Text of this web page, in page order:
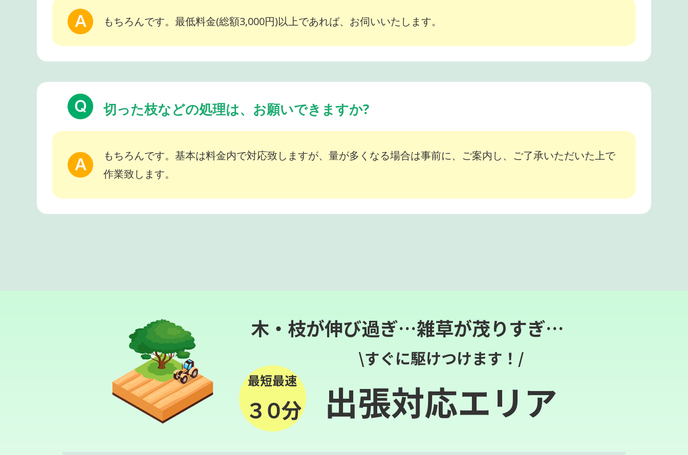
もちろんです。最低料金(総額3,000円)以上であれば、お伺いいたします。
切った枝などの処理は、お願いできますか?
もちろんです。基本は料金内で対応致しますが、量が多くなる場合は事前に、ご案内し、ご了承いただいた上で
作業致します。
木・枝が伸び過ぎ…雑草が茂りすぎ…
最短最速
３０分
\すぐに駆けつけます！/
出張対応エリア